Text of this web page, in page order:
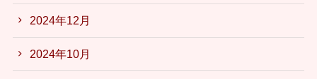
2024年12月
2024年10月